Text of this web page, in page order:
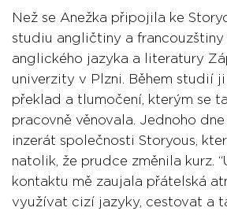
Než se Anežka připojila ke
studiu angličtiny a francouzštiny
anglického jazyka a literatury
univerzity v Plzni. Během studií
překlad a tlumočení, kterým se
pracovně věnovala. Jednoho
inzerát společnosti Storyous,
natolik, že prudce změnila kurz.
kontaktu mě zaujala přátelská
využívat cizí jazyky, cestovat a